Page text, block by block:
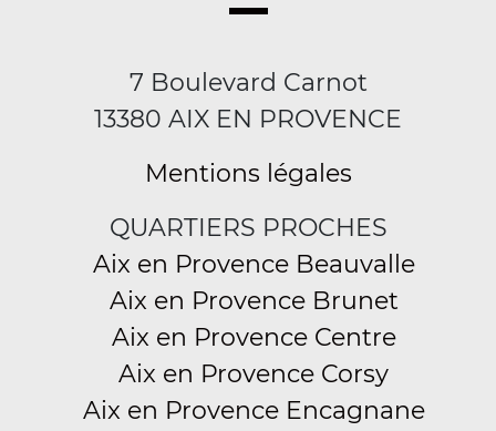
7 Boulevard Carnot
13380 AIX EN PROVENCE
Mentions légales
QUARTIERS PROCHES
Aix en Provence Beauvalle
Aix en Provence Brunet
Aix en Provence Centre
Aix en Provence Corsy
Aix en Provence Encagnane